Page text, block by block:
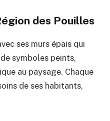
des Pouilles
ses murs épais qui
symboles peints,
au paysage. Chaque
de ses habitants,